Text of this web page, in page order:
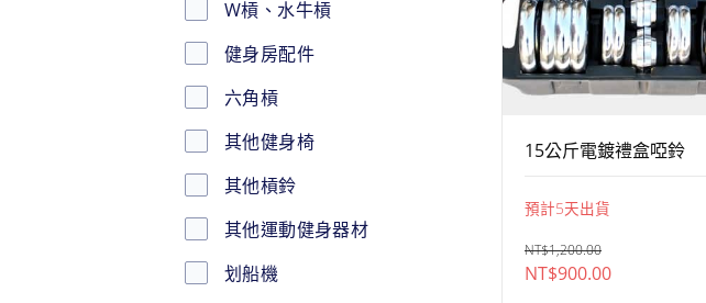
W槓、水牛槓
健身房配件
六角槓
其他健身椅
其他槓鈴
其他運動健身器材
划船機
15公斤電鍍禮盒啞鈴
預計5天出貨
NT$1,200.00
原
NT$900.00目